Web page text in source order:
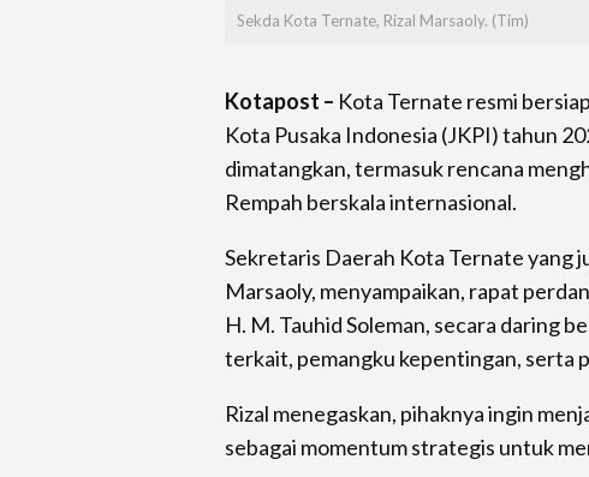
Sekda Kota Ternate, Rizal Marsaoly. (Tim)
Kotapost – Kota Ternate resmi
Kota Pusaka Indonesia (JKPI) tahun
dimatangkan, termasuk rencana
Rempah berskala internasional.
Sekretaris Daerah Kota Ternate yang
Marsaoly, menyampaikan, rapat
H. M. Tauhid Soleman, secara daring
terkait, pemangku kepentingan, serta
Rizal menegaskan, pihaknya ingin
sebagai momentum strategis untuk